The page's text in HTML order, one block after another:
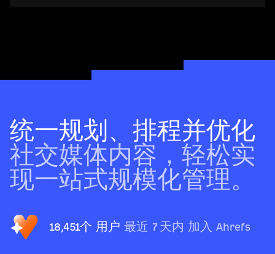
统一规划、排程并优化
社交媒体内容，轻松实
现一站式规模化管理。
18,451个 用户 最近 7 天内 加入 Ahrefs